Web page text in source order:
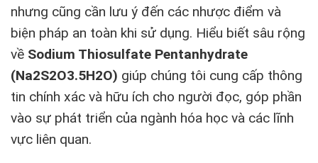
nhưng cũng cần lưu ý đến các nhược điểm và
biện pháp an toàn khi sử dụng. Hiểu biết sâu rộng
về Sodium Thiosulfate Pentanhydrate
(Na2S2O3.5H2O) giúp chúng tôi cung cấp thông
tin chính xác và hữu ích cho người đọc, góp phần
vào sự phát triển của ngành hóa học và các lĩnh
vực liên quan.